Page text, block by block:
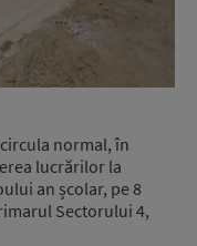
normal, în
lucrărilor la
an școlar, pe 8
Sectorului 4,